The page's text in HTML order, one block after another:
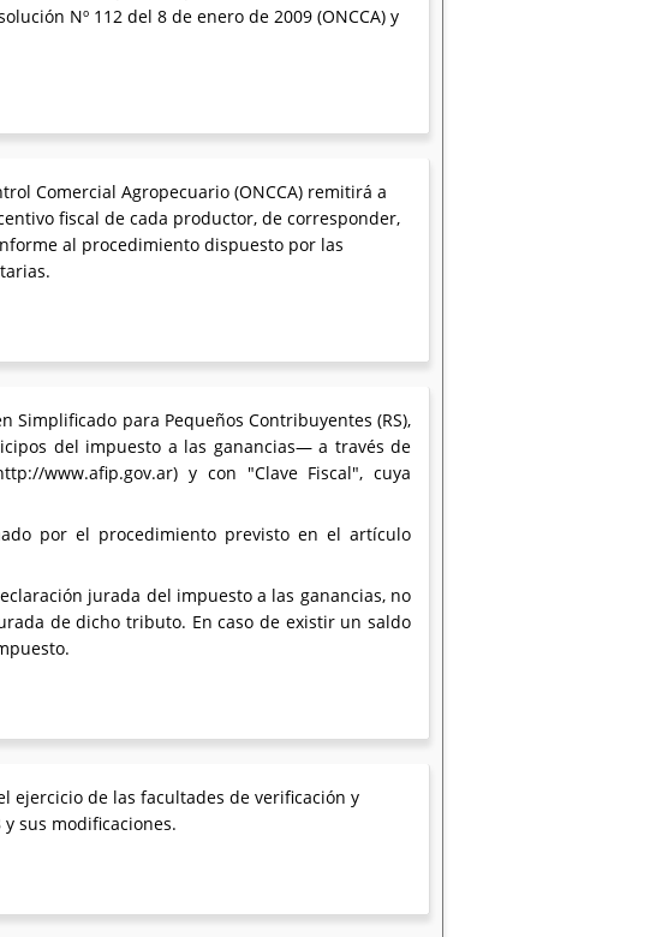
Nº 112 del 8 de enero de 2009 (ONCCA) y
Comercial Agropecuario (ONCCA) remitirá a
fiscal de cada productor, de corresponder,
al procedimiento dispuesto por las
Simplificado para Pequeños Contribuyentes (RS),
del impuesto a las ganancias— a través de
www.afip.gov.ar) y con "Clave Fiscal", cuya
por el procedimiento previsto en el artículo
jurada del impuesto a las ganancias, no
de dicho tributo. En caso de existir un saldo
ejercicio de las facultades de verificación y
sus modificaciones.